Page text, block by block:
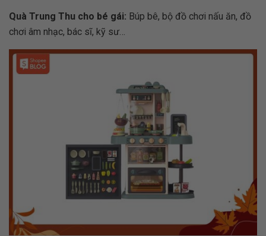
Quà Trung Thu cho bé gái: Búp bê, bộ đồ chơi nấu ăn, đồ
chơi âm nhạc, bác sĩ, kỹ sư…